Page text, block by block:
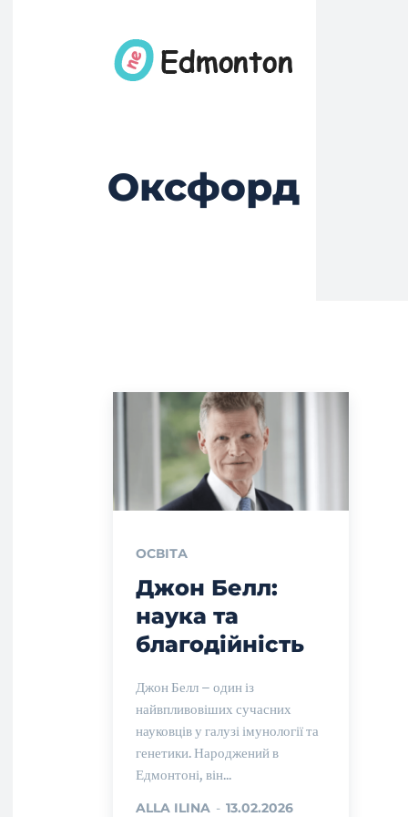
Оксфорд
ОСВІТА
Джон Белл:
наука та
благодійність
Джон Белл – один із
найвпливовіших сучасних
науковців у галузі імунології та
генетики. Народжений в
Едмонтоні, він...
ALLA ILINA - 13.02.2026